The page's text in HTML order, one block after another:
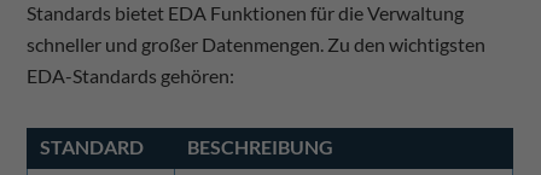
Standards bietet EDA Funktionen für die Verwaltung
schneller und großer Datenmengen. Zu den wichtigsten
EDA-Standards gehören:
STANDARD
BESCHREIBUNG